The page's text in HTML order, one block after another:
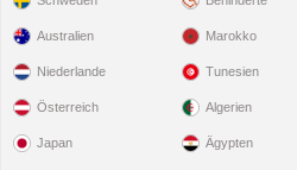
Australien
Niederlande
Österreich
Japan
Marokko
Tunesien
Algerien
Ägypten